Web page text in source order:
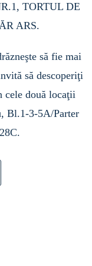
TORTUL DE
ARS.
să fie mai
să descoperiţi
cele două locaţii
Bl.1-3-5A/Parter